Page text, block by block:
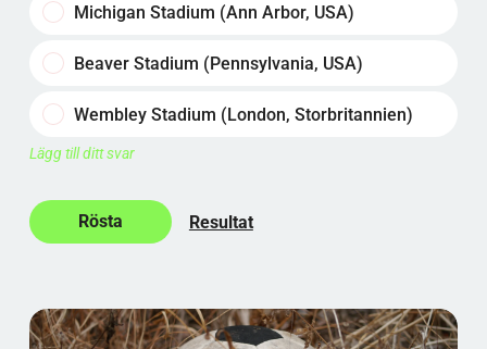
Michigan Stadium (Ann Arbor, USA)
Beaver Stadium (Pennsylvania, USA)
Wembley Stadium (London, Storbritannien)
Lägg till ditt svar
Resultat